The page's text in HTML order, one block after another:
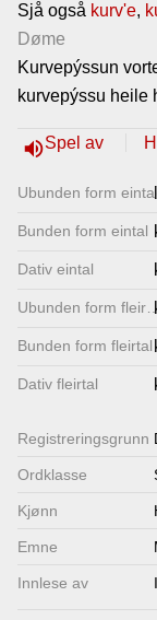
Sjå også kurv'e,
Døme
Kurvepýssun
kurvepýssu heile
volume_upSpel av
Ubunden form eintal
Bunden form eintal
Dativ eintal
Bunden form fleirtal
Dativ fleirtal
Registrerings­grunn
Ordklasse
Kjønn
Emne
Innlese av
Gjestebok
Nyhende
Lenkjer
Kontakt
oss